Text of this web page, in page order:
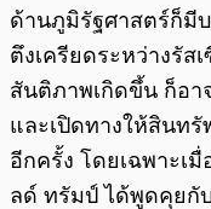
ด้านภูมิรัฐศาสตร์ก็มี
ตึงเครียดระหว่างรัส
สันติภาพเกิดขึ้น ก็อา
และเปิดทางให้สินท
อีกครั้ง โดยเฉพาะเ
ลด์ ทรัมป์ ได้พูดคุยกั